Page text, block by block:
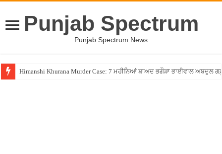
Punjab Spectrum
Punjab Spectrum News
Himanshi Khurana Murder Case: 7 ਮਹੀਨਿਆਂ ਬਾਅਦ ਭਗੌੜਾ ਭਾਈਵਾਲ ਅਬਦੁਲ